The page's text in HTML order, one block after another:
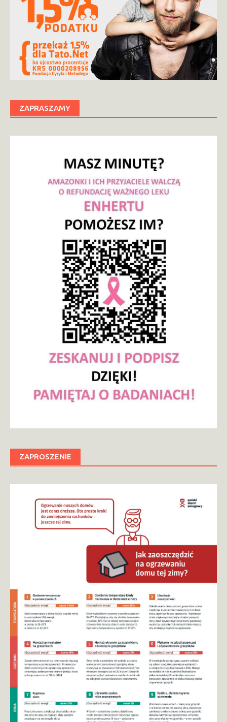
ZAPRASZAMY
ZAPROSZENIE